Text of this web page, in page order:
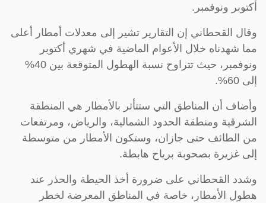
أكتوبر ونوفمبر.
وقال القحطاني إن التقارير تشير إلى معدلات أمطار أعلى
مما شهدناه خلال الأعوام الماضية في شهري أكتوبر
ونوفمبر، حيث تتراوح نسبة الهطول المتوقعة بين 40%
إلى 60%.
وأضاف أن المناطق التي ستتأثر بالأمطار هي المنطقة
الشرقية ومنطقة الحدود الشمالية، والرياض، ومرتفعات
من الطائف حتى جازان، وستكون الأمطار من متوسطة
إلى غزيرة بصحوبة برياح هابطة.
وشدد القحطاني على ضرورة أخذ الحيطة والحذر عند
هطول الأمطار، خاصة في المناطق المعرضة لخطر